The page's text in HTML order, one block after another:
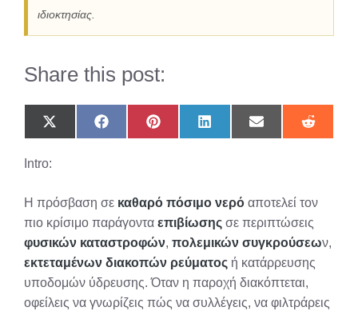
ιδιοκτησίας.
Share this post:
Share
on
(Twitter)
Share
on
Share
on
Share
on
Share
on
Share
on
Intro:
Η πρόσβαση σε καθαρό πόσιμο νερό αποτελεί τον
πιο κρίσιμο παράγοντα επιβίωσης σε περιπτώσεις
φυσικών καταστροφών, πολεμικών συγκρούσεων,
εκτεταμένων διακοπών ρεύματος ή κατάρρευσης
υποδομών ύδρευσης. Όταν η παροχή διακόπτεται,
οφείλεις να γνωρίζεις πώς να συλλέγεις, να φιλτράρεις